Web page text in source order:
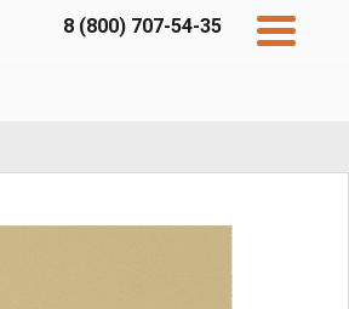
8 (800) 707-54-35
Контакты
Дисконт